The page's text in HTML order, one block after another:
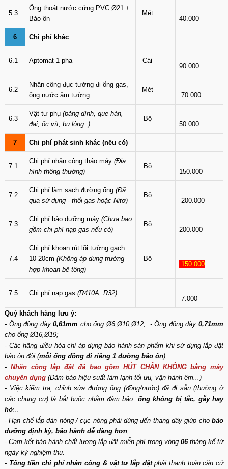
5.3
Ống thoát nước cứng PVC Ø21 +
Bảo ôn
Mét
40.000
6 Chi phí khác
6.1 Aptomat 1 pha Cái
90.000
6.2
Nhân công đục tường đi ống gas,
ống nước âm tường
Mét
70.000
6.3
Vật tư phụ (băng dính, que hàn,
đai, ốc vít, bu lông..)
Bộ
50.000
7 Chi phí phát sinh khác (nếu có)
7.1
Chi phí nhân công tháo máy (Địa
hình thông thường)
Bộ
150.000
7.2
Chi phí làm sạch đường ống (Đã
qua sử dụng - thổi gas hoặc Nitơ)
Bộ
200.000
7.3
Chi phí bảo dưỡng máy (Chưa bao
gồm chi phí nạp gas nếu có)
Bộ
200.000
7.4
Chi phí khoan rút lõi tường gạch
10-20cm (Không áp dụng trường
hợp khoan bê tông)
Bộ
150.000
7.5 Chi phí nạp gas (R410A, R32)
7.000
Quý khách hàng lưu ý:
- Ống đồng dày0,61mm cho ống Ø6,Ø10,Ø12; - Ống đồng dày0,71mm
cho ống Ø16,Ø19;
- Các hãng điều hòa chỉ áp dụng bảo hành sản phẩm khi sử dụng lắp đặt
bảo ôn đôi (mỗi ống đồng đi riêng 1 đường bảo ôn);
- Nhân công lắp đặt đã bao gồm HÚT CHÂN KHÔNG bằng máy
chuyên dụng (Đảm bảo hiệu suất làm lạnh tối ưu, vận hành êm...)
- Việc kiểm tra, chỉnh sửa đường ống (đồng/nước) đã đi sẵn (thường ở
các chung cư) là bắt buộc nhằm đảm bảo: ống không bị tắc, gẫy hay
hở...
- Hạn chế lắp dàn nóng / cục nóng phải dùng đến thang dây giúp chobảo
dưỡng định kỳ, bảo hành dễ dàng hơn;
- Cam kết bảo hành chất lượng lắp đặt miễn phí trong vòng 06tháng kể từ
ngày ký nghiệm thu.
- Tổng tiền chi phí nhân công & vật tư lắp đặtphải thanh toán căn cứ